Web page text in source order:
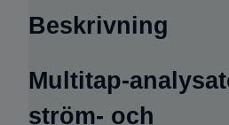
Beskrivning
Multitap-
ström- och